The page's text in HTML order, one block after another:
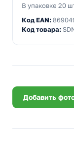
В упаковке 20
Код EAN:
Код товара:
Добавить